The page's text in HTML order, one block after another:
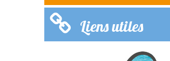
Liens utiles